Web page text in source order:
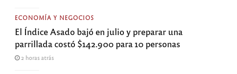
ECONOMÍA Y NEGOCIOS
El Índice Asado bajó en julio y preparar una
parrillada costó $142.900 para 10 personas
2 horas atrás